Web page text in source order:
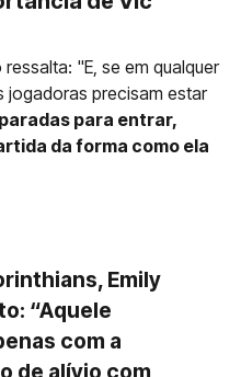
"E, se em qualquer
jogadoras precisam estar
para entrar,
da forma como ela
Emily
“Aquele
com a
de alívio com